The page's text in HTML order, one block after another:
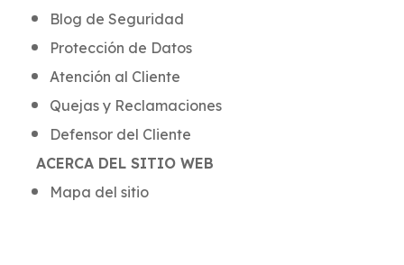
Blog de Seguridad
Protección de Datos
Atención al Cliente
Quejas y Reclamaciones
Defensor del Cliente
ACERCA DEL SITIO WEB
Mapa del sitio